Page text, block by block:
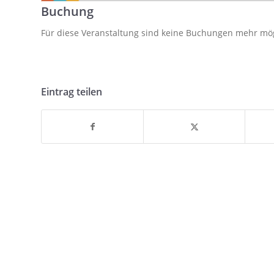
Buchung
Für diese Veranstaltung sind keine Buchungen mehr
Eintrag teilen